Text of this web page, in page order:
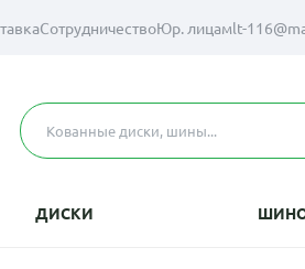
СотрудничествоЮр. лицамlt-
ДИСКИ